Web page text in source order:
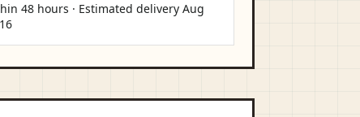
48 hours · Estimated deliveryAug